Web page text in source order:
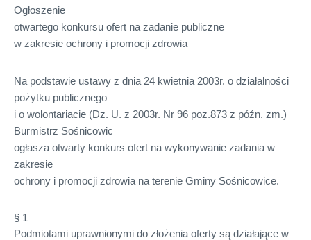
Ogłoszenie
otwartego konkursu ofert na zadanie publiczne
w zakresie ochrony i promocji zdrowia
Na podstawie ustawy z dnia 24 kwietnia 2003r. o działalności
pożytku publicznego
i o wolontariacie (Dz. U. z 2003r. Nr 96 poz.873 z późn. zm.)
Burmistrz Sośnicowic
ogłasza otwarty konkurs ofert na wykonywanie zadania w
zakresie
ochrony i promocji zdrowia na terenie Gminy Sośnicowice.
§ 1
Podmiotami uprawnionymi do złożenia oferty są działające w